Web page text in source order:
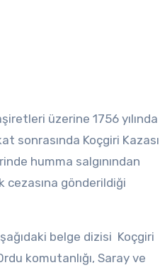
üzerine 1756 yılında
sonrasında Koçgiri Kazası
humma salgınından
cezasına gönderildiği
belge dizisi Koçgiri
komutanlığı, Saray ve